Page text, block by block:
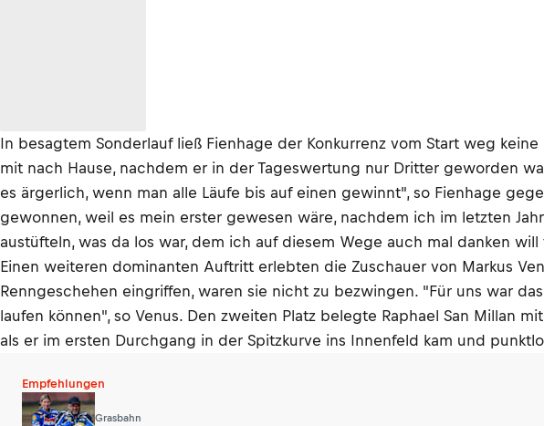
In besagtem Sonderlauf ließ Fienhage der Konkurrenz vom Start weg
mit nach Hause, nachdem er in der Tageswertung nur Dritter geworden
es ärgerlich, wenn man alle Läufe bis auf einen gewinnt", so Fienhage
gewonnen, weil es mein erster gewesen wäre, nachdem ich im letzten
austüfteln, was da los war, dem ich auf diesem Wege auch mal danken
Einen weiteren dominanten Auftritt erlebten die Zuschauer von Markus
Renngeschehen eingriffen, waren sie nicht zu bezwingen. "Für uns war
laufen können", so Venus. Den zweiten Platz belegte Raphael San Millan
als er im ersten Durchgang in der Spitzkurve ins Innenfeld kam und
Empfehlungen
Grasbahn